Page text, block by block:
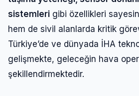
sistemleri gibi özellikleri
hem de sivil alanlarda kritik
Türkiye’de ve dünyada İHA
gelişmekte, geleceğin hava
şekillendirmektedir.